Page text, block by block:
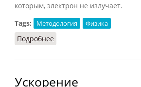
которым, электрон не излучает.
Tags:
Методология Физика
Подробнее
Ускорение